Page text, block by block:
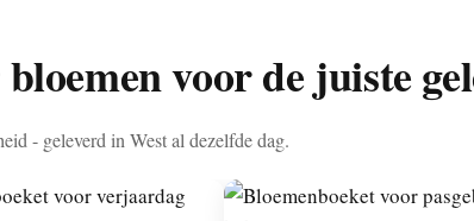
voor de juiste
- geleverd in West al dezelfde dag.